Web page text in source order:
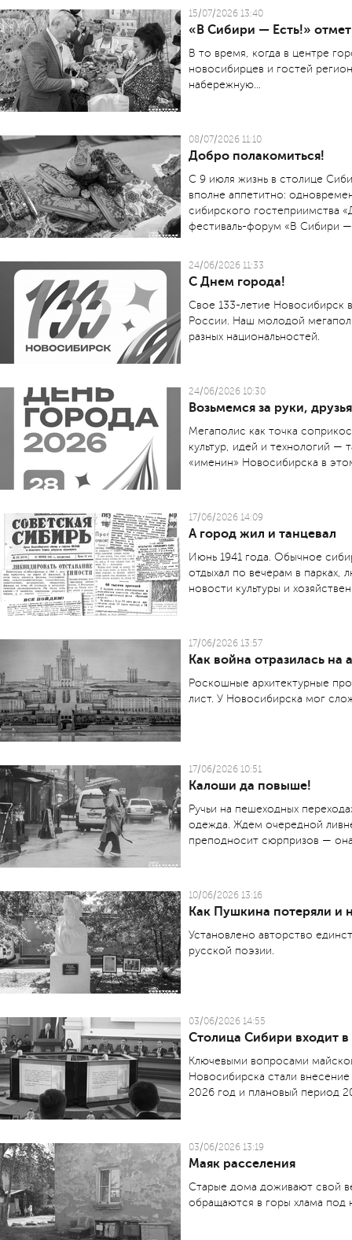
15/07/2026 13:40
«В Сибири — Есть!»
В то время, когда в центре
новосибирцев и гостей
набережную...
08/07/2026 11:10
Добро полакомиться!
С 9 июля жизнь в столице
вполне аппетитно:
сибирского гостеприимства
фестиваль-форум «В Сибири —
24/06/2026 11:33
С Днем города!
Свое 133-летие Новосибирск
России. Наш молодой
разных национальностей.
24/06/2026 10:30
Возьмемся за руки,
Мегаполис как точка
культур, идей и технологий —
«именин» Новосибирска в
17/06/2026 14:09
А город жил и танцевал
Июнь 1941 года. Обычное
отдыхал по вечерам в парках,
новости культуры и
17/06/2026 13:57
Как война отразилась на
Роскошные архитектурные
лист. У Новосибирска мог
17/06/2026 10:51
Калоши да повыше!
Ручьи на пешеходных
одежда. Ждем очередной
преподносит сюрпризов — она
10/06/2026 13:16
Как Пушкина потеряли и
Установлено авторство
русской поэзии.
03/06/2026 14:55
Столица Сибири входит
Ключевыми вопросами
Новосибирска стали
2026 год и плановый период
03/06/2026 13:19
Маяк расселения
Старые дома доживают свой
обращаются в горы хлама под